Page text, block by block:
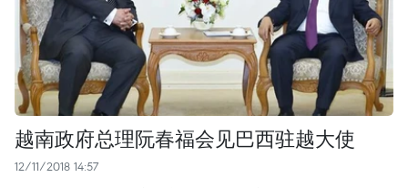
越南政府总理阮春福会见巴西驻越大使
12/11/2018 14:57